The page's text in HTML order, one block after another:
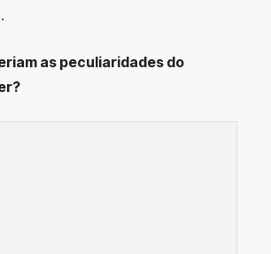
as peculiaridades do